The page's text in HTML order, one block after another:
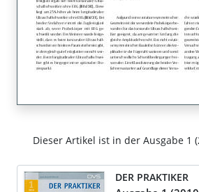
Dieser Artikel ist in der Ausgabe 1
DER PRAKTIKER